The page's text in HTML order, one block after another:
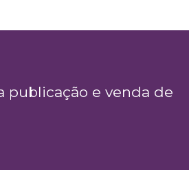
publicação e venda de